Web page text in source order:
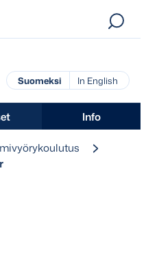
Suomeksi In English
Info